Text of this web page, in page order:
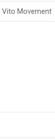
Vito Movement